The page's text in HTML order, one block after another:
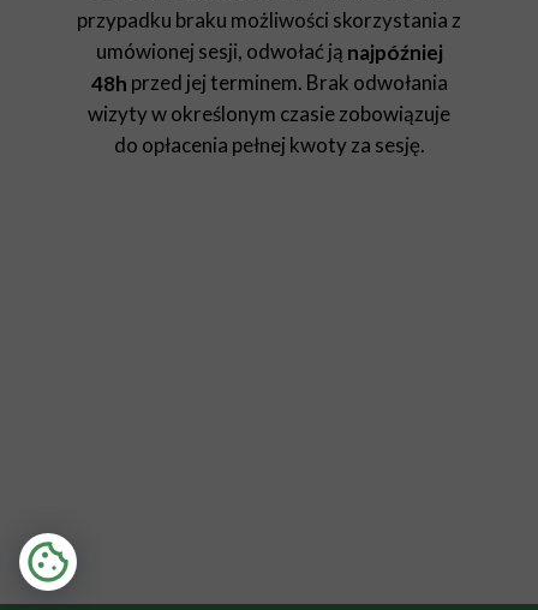
przypadku braku możliwości skorzystania z
umówionej sesji, odwołać ją najpóźniej
48h przed jej terminem. Brak odwołania
wizyty w określonym czasie zobowiązuje
do opłacenia pełnej kwoty za sesję.